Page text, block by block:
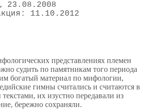
23.08.2008
11.10.2012
представлениях племен
судить по памятникам того периода
богатый материал по мифологии,
гимны считались и считаются в
их изустно передавали из
бережно сохраняли.